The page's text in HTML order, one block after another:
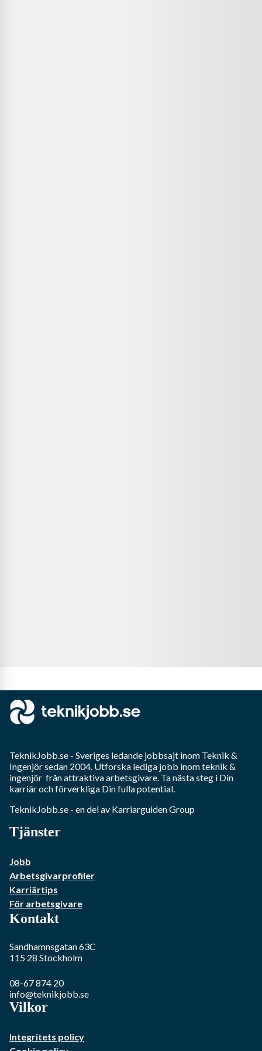
TeknikJobb.se - Sveriges ledande jobbsajt inom Teknik &
Ingenjörsedan 2004. Utforska lediga jobb inomteknik &
ingenjör från attraktiva arbetsgivare. Ta nästa steg i Din
karriär och förverkliga Din fulla potential.
TeknikJobb.se - en del av Karriarguiden Group
Tjänster
Jobb
Arbetsgivarprofiler
Karriärtips
För arbetsgivare
Kontakt
Sandhamnsgatan 63C
115 28 Stockholm
08-67 874 20
info@teknikjobb.se
Vilkor
Integritets policy